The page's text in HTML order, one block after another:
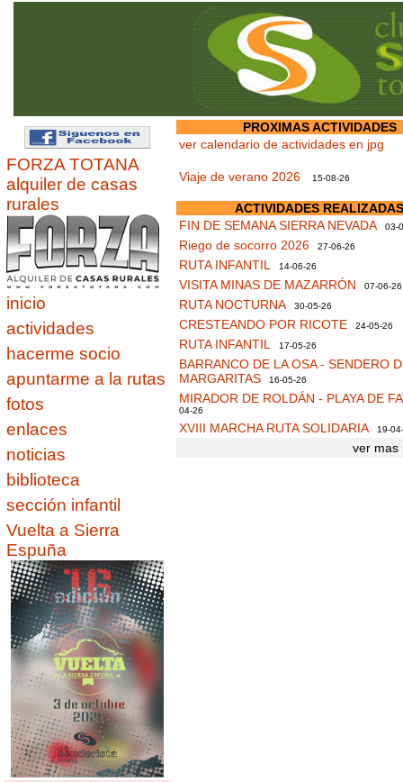
FORZA TOTANA
alquiler de casas
rurales
inicio
actividades
hacerme socio
apuntarme a la rutas
fotos
enlaces
noticias
biblioteca
sección infantil
Vuelta a Sierra
Espuña
PROXIMAS ACTIVIDADES
ver calendario de actividades en jpg
Viaje de verano 2026 15-08-26
ACTIVIDADES REALIZADAS
FIN DE SEMANA SIERRA NEVADA 03-
Riego de socorro 2026 27-06-26
RUTA INFANTIL 14-06-26
VISITA MINAS DE MAZARRÓN 07-06-26
RUTA NOCTURNA 30-05-26
CRESTEANDO POR RICOTE 24-05-26
RUTA INFANTIL 17-05-26
BARRANCO DE LA OSA - SENDERO
MARGARITAS 16-05-26
MIRADOR DE ROLDÁN - PLAYA DE
04-26
XVIII MARCHA RUTA SOLIDARIA 19-
ver mas